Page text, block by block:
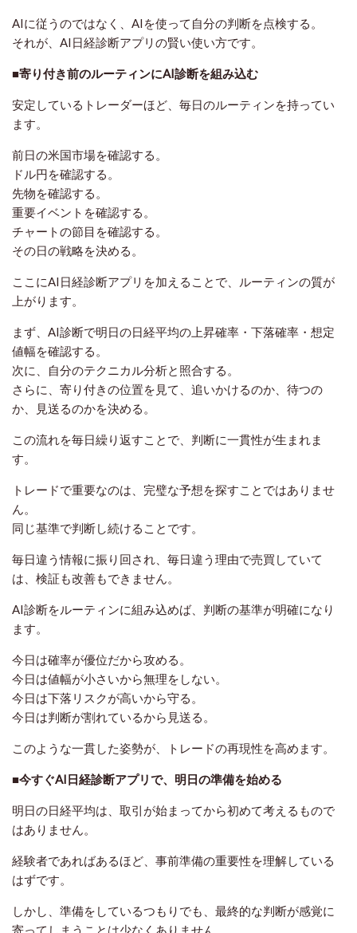
AIに従うのではなく、AIを使って自分の判断を点検する。
それが、AI日経診断アプリの賢い使い方です。
■寄り付き前のルーティンにAI診断を組み込む
安定しているトレーダーほど、毎日のルーティンを持ってい
ます。
前日の米国市場を確認する。
ドル円を確認する。
先物を確認する。
重要イベントを確認する。
チャートの節目を確認する。
その日の戦略を決める。
ここにAI日経診断アプリを加えることで、ルーティンの質が
上がります。
まず、AI診断で明日の日経平均の上昇確率・下落確率・想定
値幅を確認する。
次に、自分のテクニカル分析と照合する。
さらに、寄り付きの位置を見て、追いかけるのか、待つの
か、見送るのかを決める。
この流れを毎日繰り返すことで、判断に一貫性が生まれま
す。
トレードで重要なのは、完璧な予想を探すことではありませ
ん。
同じ基準で判断し続けることです。
毎日違う情報に振り回され、毎日違う理由で売買していて
は、検証も改善もできません。
AI診断をルーティンに組み込めば、判断の基準が明確になり
ます。
今日は確率が優位だから攻める。
今日は値幅が小さいから無理をしない。
今日は下落リスクが高いから守る。
今日は判断が割れているから見送る。
このような一貫した姿勢が、トレードの再現性を高めます。
■今すぐAI日経診断アプリで、明日の準備を始める
明日の日経平均は、取引が始まってから初めて考えるもので
はありません。
経験者であればあるほど、事前準備の重要性を理解している
はずです。
しかし、準備をしているつもりでも、最終的な判断が感覚に
寄ってしまうことは少なくありません。